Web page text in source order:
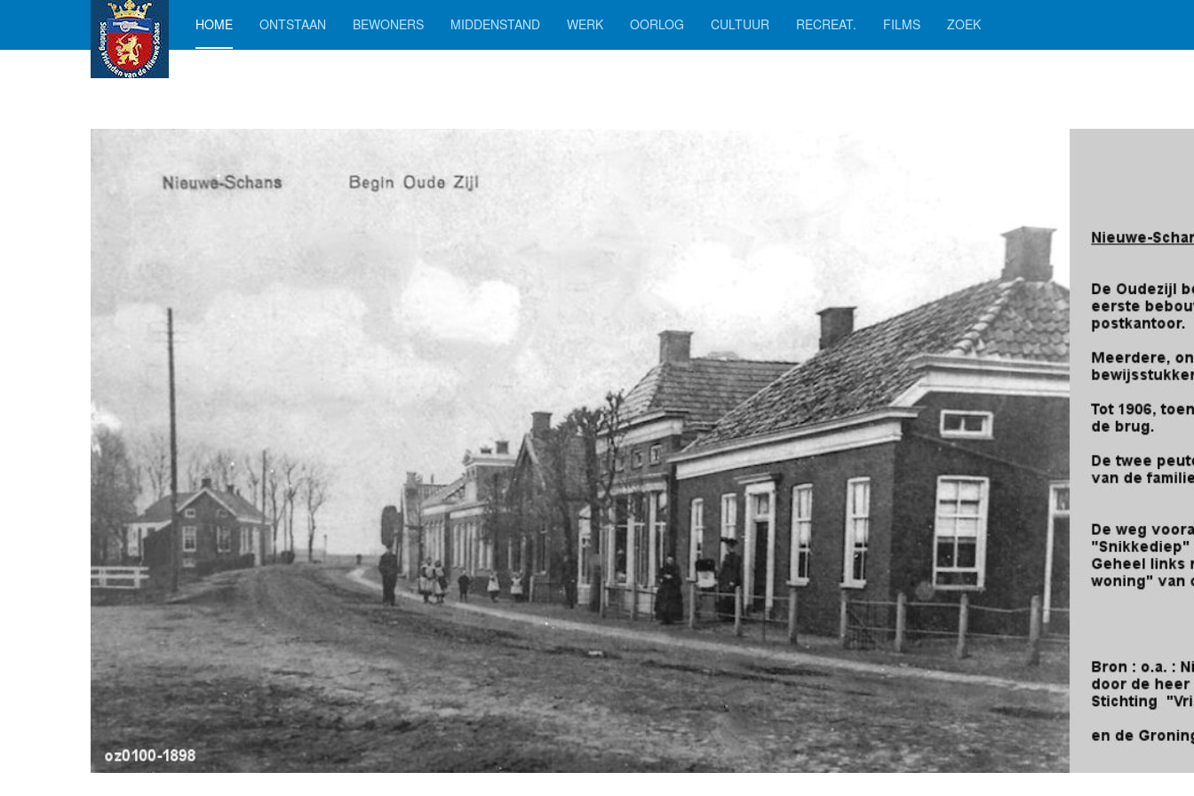
HOME ONTSTAAN BEWONERS MIDDENSTAND WERK OORLOG CULTUUR RECREAT. FILMS ZOEK